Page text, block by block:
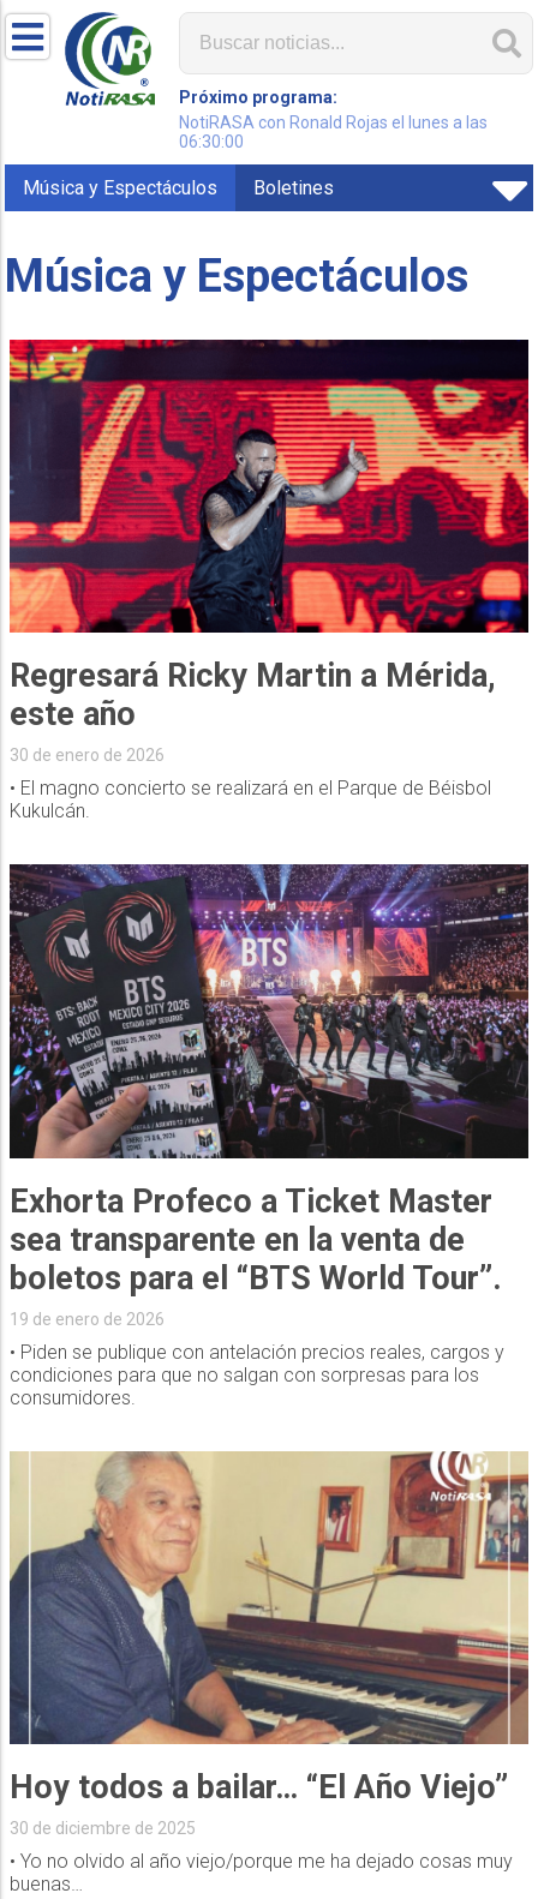
Próximo programa:
NotiRASA con Ronald Rojas el lunes a las
06:30:00
Música y Espectáculos Boletines
Música y Espectáculos
Regresará Ricky Martin a Mérida,
este año
30 de enero de 2026
• El magno concierto se realizará en el Parque de Béisbol
Kukulcán.
Exhorta Profeco a Ticket Master
sea transparente en la venta de
boletos para el “BTS World Tour”.
19 de enero de 2026
• Piden se publique con antelación precios reales, cargos y
condiciones para que no salgan con sorpresas para los
consumidores.
Hoy todos a bailar… “El Año Viejo”
30 de diciembre de 2025
• Yo no olvido al año viejo/porque me ha dejado cosas muy
buenas…